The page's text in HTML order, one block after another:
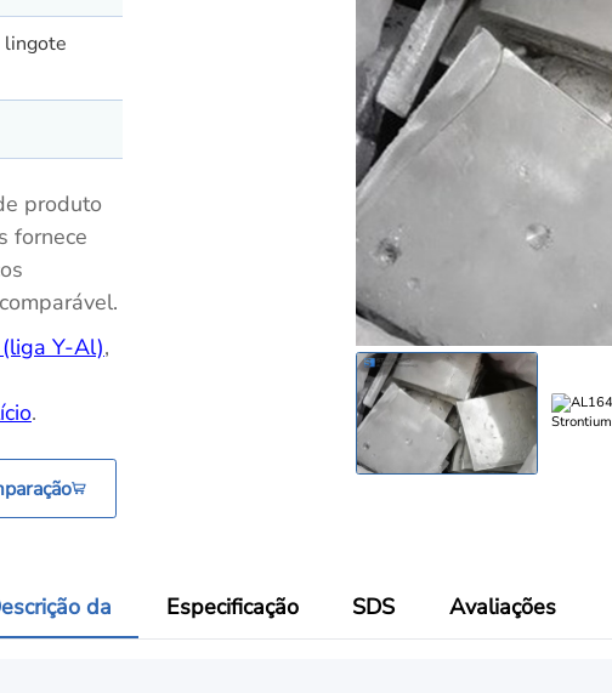
lingote
produto
fornece
Y-Al),
.
da Especificação SDS Avaliações